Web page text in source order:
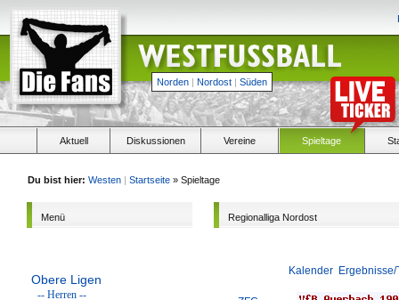
Norden | Nordost | Süden
Aktuell Diskussionen Vereine Spieltage
Du bist hier: Westen | Startseite » Spieltage
Menü
Obere Ligen
-- Herren --
Regionalliga Nordost
Kalender